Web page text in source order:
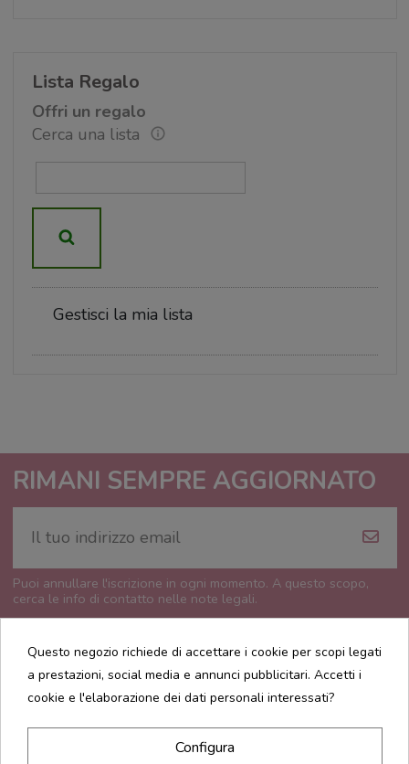
Lista Regalo
Offri un regalo
Cerca una lista
Gestisci la mia lista
RIMANI SEMPRE AGGIORNATO
Puoi annullare l'iscrizione in ogni momento. A questo scopo,
cerca le info di contatto nelle note legali.
CONTATTI
Questo negozio richiede di accettare i cookie per scopi legati
a prestazioni, social media e annunci pubblicitari. Accetti i
cookie e l'elaborazione dei dati personali interessati?
Configura